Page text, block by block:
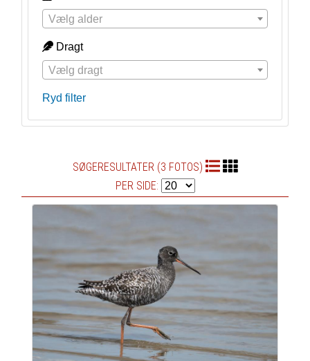
Vælg alder
Dragt
Vælg dragt
Ryd filter
SØGERESULTATER (3 FOTOS)
PER SIDE: